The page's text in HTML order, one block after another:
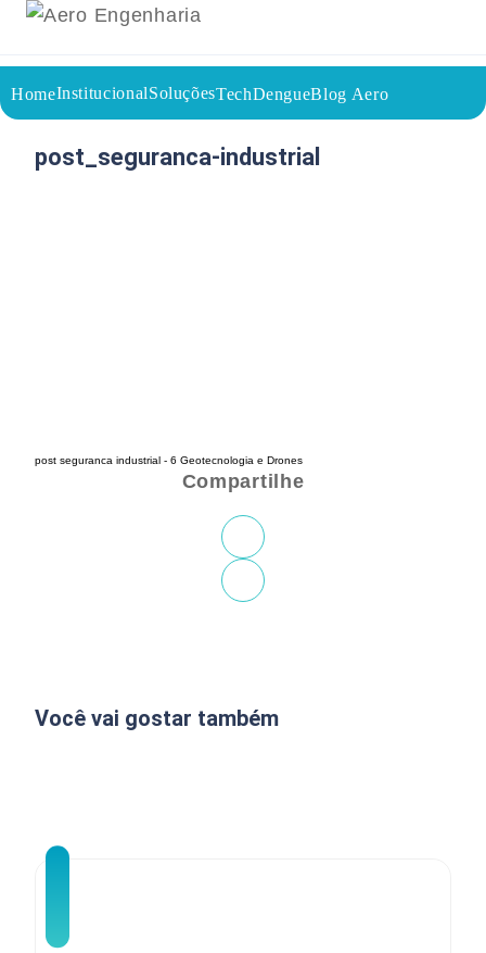
HomeInstitucionalSoluçõesTechDengueBlog Aero
29/07/2025
Voltar a página inicial do blog
post_seguranca-industrial
post seguranca industrial - 6 Geotecnologia e Drones
Compartilhe
Você vai gostar também